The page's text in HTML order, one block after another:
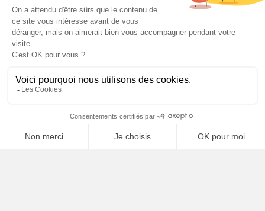
Notre Entreprise
Abonnez-vous à la Newsletter
Suivez-nous sur les Réseaux Sociaux